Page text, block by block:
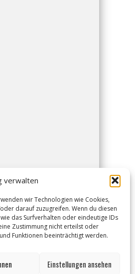
verwalten
wir Technologien wie Cookies,
darauf zuzugreifen. Wenn du diesen
das Surfverhalten oder eindeutige IDs
Zustimmung nicht erteilst oder
Funktionen beeinträchtigt werden.
Einstellungen ansehen